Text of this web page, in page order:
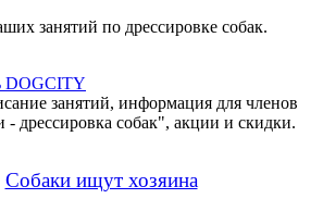
занятий по дрессировке собак.
DOGCITY
занятий, информация для членов
- дрессировка собак", акции и скидки.
Собаки ищут хозяина